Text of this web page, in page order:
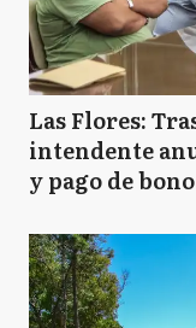
Las Flores:
intendente
y pago de